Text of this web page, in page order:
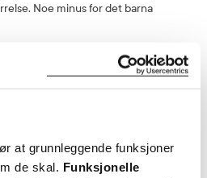
at grunnleggende funksjoner
de skal. Funksjonelle
Noe minus for det barna